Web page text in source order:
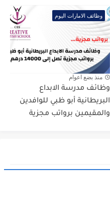
وظائف الامارات اليوم
منذ بضع اعوام
وظائف مدرسة الابداع
البريطانية أبو ظبي للوافدين
والمقيمين برواتب مجزية